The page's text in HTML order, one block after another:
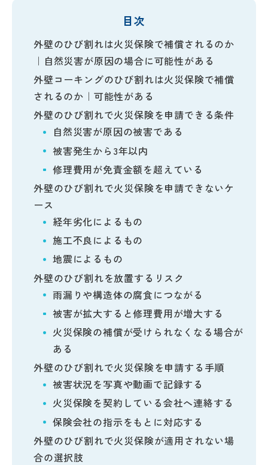
目次
外壁のひび割れは火災保険で補償されるのか
｜自然災害が原因の場合に可能性がある
外壁コーキングのひび割れは火災保険で補償
されるのか｜可能性がある
外壁のひび割れで火災保険を申請できる条件
自然災害が原因の被害である
被害発生から3年以内
修理費用が免責金額を超えている
外壁のひび割れで火災保険を申請できないケ
ース
経年劣化によるもの
施工不良によるもの
地震によるもの
外壁のひび割れを放置するリスク
雨漏りや構造体の腐食につながる
被害が拡大すると修理費用が増大する
火災保険の補償が受けられなくなる場合が
ある
外壁のひび割れで火災保険を申請する手順
被害状況を写真や動画で記録する
火災保険を契約している会社へ連絡する
保険会社の指示をもとに対応する
外壁のひび割れで火災保険が適用されない場
合の選択肢